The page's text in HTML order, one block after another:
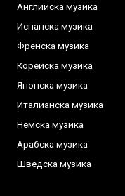
Английска музика
Испанска музика
Френска музика
Корейска музика
Японска музика
Италианска музика
Немска музика
Арабска музика
Шведска музика